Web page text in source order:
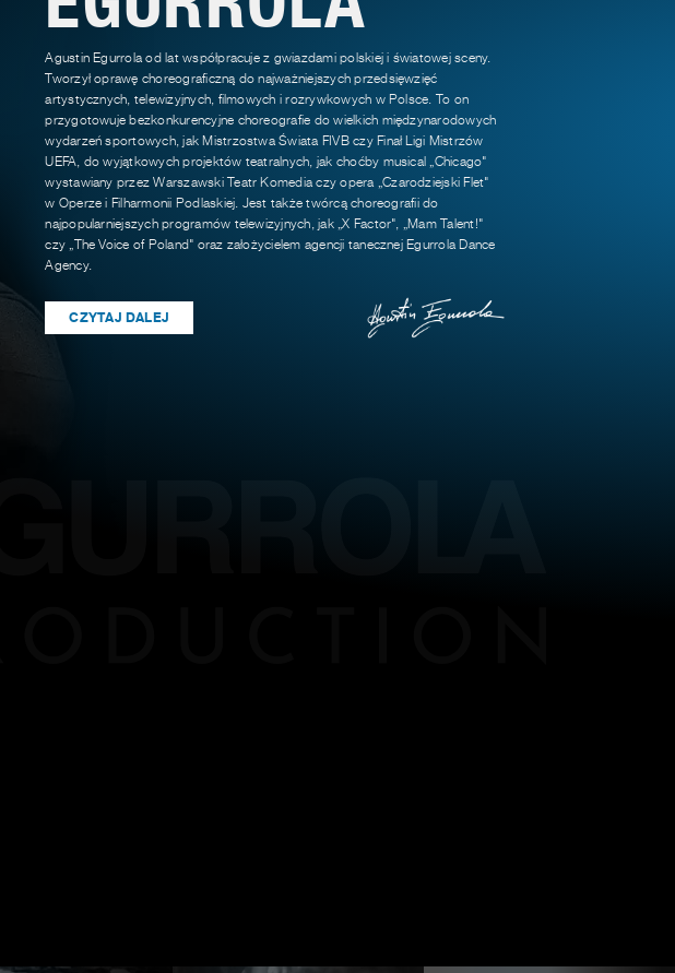
Agustin Egurrola od lat współpracuje z gwiazdami polskiej i światowej sceny.
Tworzył oprawę choreograficzną do najważniejszych przedsięwzięć
artystycznych, telewizyjnych, filmowych i rozrywkowych w Polsce. To on
przygotowuje bezkonkurencyjne choreografie do wielkich międzynarodowych
wydarzeń sportowych, jak Mistrzostwa Świata FIVB czy Finał Ligi Mistrzów
UEFA, do wyjątkowych projektów teatralnych, jak choćby musical „Chicago"
wystawiany przez Warszawski Teatr Komedia czy opera „Czarodziejski Flet"
w Operze i Filharmonii Podlaskiej. Jest także twórcą choreografii do
najpopularniejszych programów telewizyjnych, jak „X Factor", „Mam Talent!"
czy „The Voice of Poland" oraz założycielem agencji tanecznej Egurrola Dance
Agency.
CZYTAJ DALEJ